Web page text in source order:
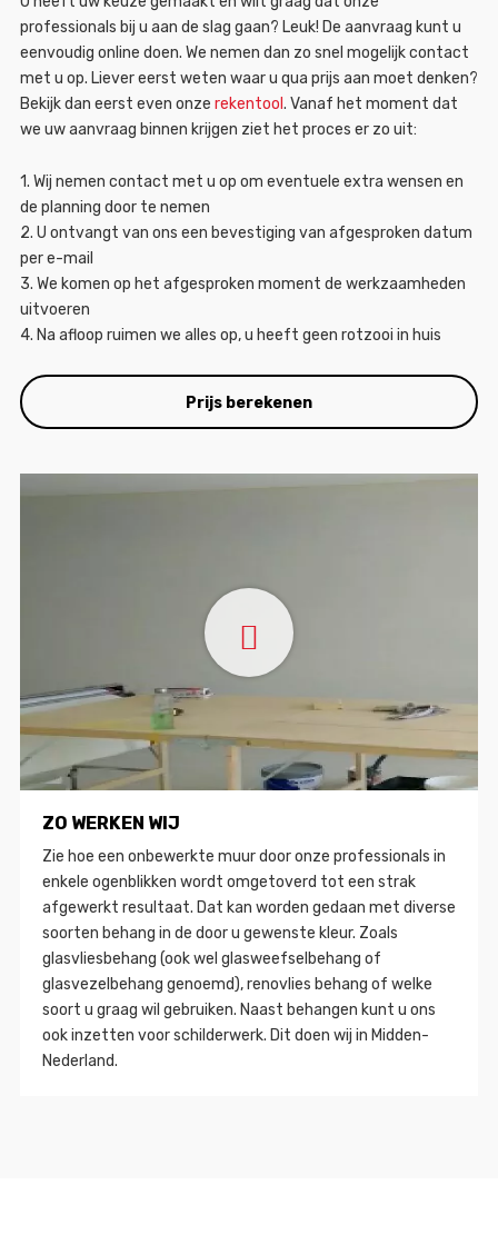
professionals bij u aan de slag gaan? Leuk! De aanvraag kunt u
eenvoudig online doen. We nemen dan zo snel mogelijk contact
met u op. Liever eerst weten waar u qua prijs aan moet denken?
Bekijk dan eerst even onze rekentool . Vanaf het moment dat
we uw aanvraag binnen krijgen ziet het proces er zo uit:
1. Wij nemen contact met u op om eventuele extra wensen en
de planning door te nemen
2. U ontvangt van ons een bevestiging van afgesproken datum
per e-mail
3. We komen op het afgesproken moment de werkzaamheden
uitvoeren
4. Na afloop ruimen we alles op, u heeft geen rotzooi in huis
Prijs berekenen
ZO WERKEN WIJ
Zie hoe een onbewerkte muur door onze professionals in
enkele ogenblikken wordt omgetoverd tot een strak
afgewerkt resultaat. Dat kan worden gedaan met diverse
soorten behang in de door u gewenste kleur. Zoals
glasvliesbehang (ook wel glasweefselbehang of
glasvezelbehang genoemd), renovlies behang of welke
soort u graag wil gebruiken. Naast behangen kunt u ons
ook inzetten voor schilderwerk. Dit doen wij in Midden-
Nederland.